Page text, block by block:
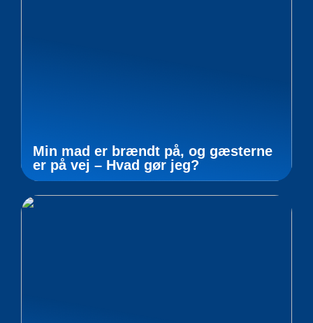
Min mad er brændt på, og gæsterne
er på vej – Hvad gør jeg?